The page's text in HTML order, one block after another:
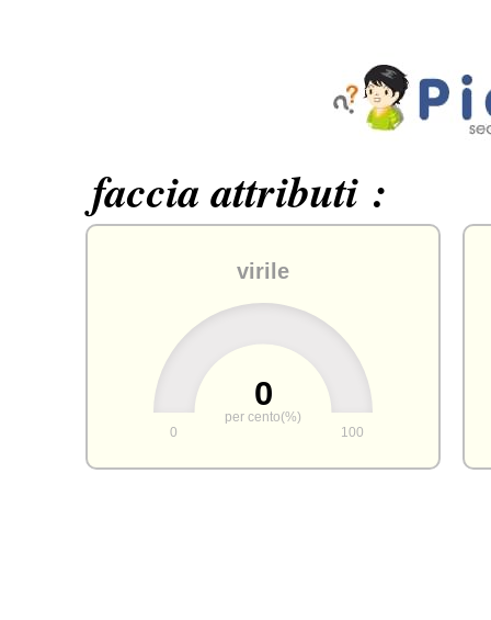
faccia attributi :
virile
0
per cento(%)
0 100